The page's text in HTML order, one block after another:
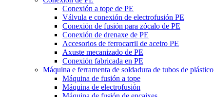
Conexión a tope de PE
Válvula e conexión de electrofusión PE
Conexión de fusión para zócalo de PE
Conexión de drenaxe de PE
Accesorios de ferrocarril de aceiro PE
Axuste mecanizado de PE
Conexión fabricada en PE
Máquina e ferramenta de soldadura de tubos de plástico
Máquina de fusión a tope
Máquina de electrofusión